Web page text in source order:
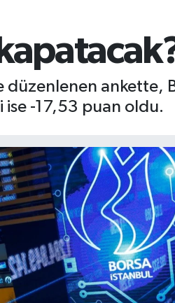
ankette,
-17,53 puan oldu.